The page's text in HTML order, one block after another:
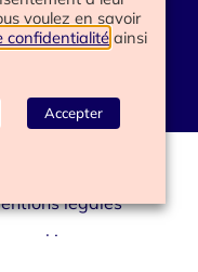
légales
cookies
voulez en savoir
confidentialité ainsi
Accepter